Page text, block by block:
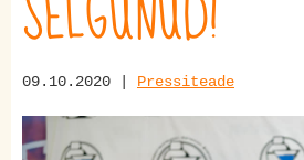
09.10.2020 | Pressiteade